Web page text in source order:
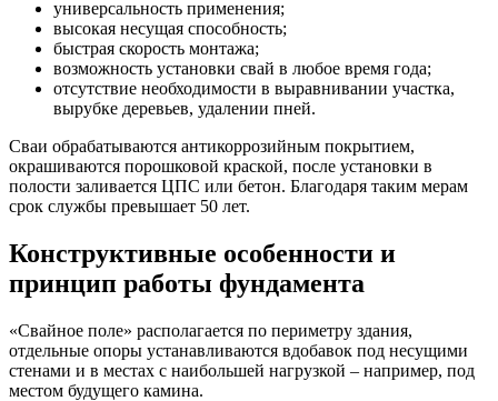
универсальность применения;
высокая несущая способность;
быстрая скорость монтажа;
возможность установки свай в любое время года;
отсутствие необходимости в выравнивании участка,
вырубке деревьев, удалении пней.
Сваи обрабатываются антикоррозийным покрытием,
окрашиваются порошковой краской, после установки в
полости заливается ЦПС или бетон. Благодаря таким мерам
срок службы превышает 50 лет.
Конструктивные особенности и
принцип работы фундамента
«Свайное поле» располагается по периметру здания,
отдельные опоры устанавливаются вдобавок под несущими
стенами и в местах с наибольшей нагрузкой – например, под
местом будущего камина.